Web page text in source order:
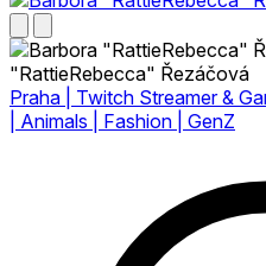
"RattieRebecca" Řezáčová
Praha | Twitch Streamer &
| Animals | Fashion | GenZ